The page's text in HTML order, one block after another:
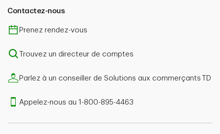
Contactez-nous
Prenez rendez-vous
Trouvez un directeur de comptes
Parlez à un conseiller de Solutions aux commerçants TD
Appelez-nous au 1-800-895-4463